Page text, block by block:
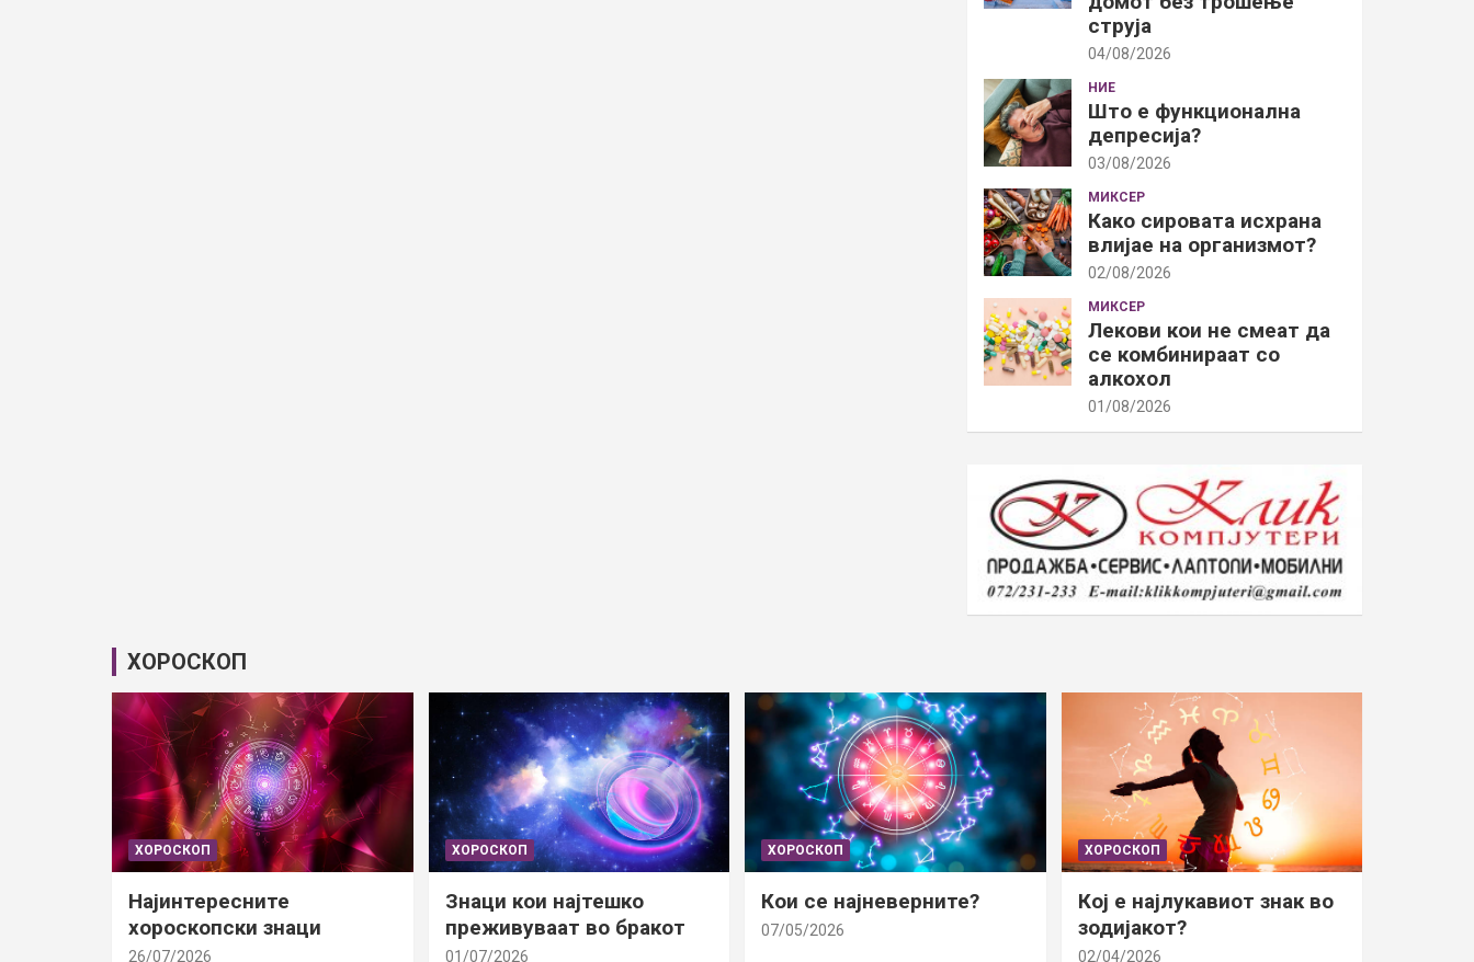
струја
04/08/2026
НИЕ
Што е функционална
депресија?
03/08/2026
МИКСЕР
Како сировата исхрана
влијае на организмот?
02/08/2026
МИКСЕР
Лекови кои не смеат да
се комбинираат со
алкохол
01/08/2026
ХОРОСКОП
ХОРОСКОП
Најинтересните
хороскопски знаци
26/07/2026
ХОРОСКОП
Знаци кои најтешко
преживуваат во бракот
01/07/2026
ХОРОСКОП
Кои се најневерните?
07/05/2026
ХОРОСКОП
Кој е најлукавиот знак во
зодијакот?
02/04/2026